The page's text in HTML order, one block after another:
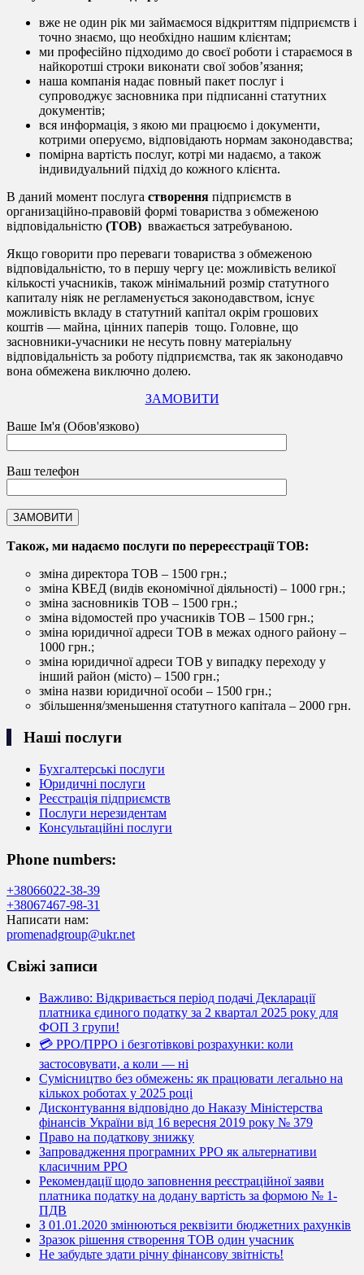
вже не один рік ми займаємося відкриттям підприємств і
точно знаємо, що необхідно нашим клієнтам;
ми професійно підходимо до своєї роботи і стараємося в
найкоротші строки виконати свої зобов’язання;
наша компанія надає повный пакет послуг і
супроводжує засновника при підписанні статутних
документів;
вся информація, з якою ми працюємо і документи,
котрими оперуємо, відповідають нормам законодавства;
помірна вартість послуг, котрі ми надаємо, а також
індивидуальний підхід до кожного клієнта.
В даний момент послуга створення підприємств в
организаційно-правовій формі товариства з обмеженою
відповідальністю (ТОВ) вважається затребуваною.
Якщо говорити про переваги товариства з обмеженою
відповідальністю, то в першу чергу це: можливість великої
кількості учасників, також мінімальний розмір статутного
капиталу ніяк не регламенується законодавством, існує
можливість вкладу в статутний капітал окрім грошових
коштів — майна, цінних паперів тощо. Головне, що
засновники-учасники не несуть повну матеріальну
відповідальність за роботу підприємства, так як законодавчо
вона обмежена виключно долею.
ЗАМОВИТИ
Ваше Ім'я (Обов'язково)
Ваш телефон
Також, ми надаємо послуги по перереєстрації ТОВ:
зміна директора ТОВ – 1500 грн.;
зміна КВЕД (видів економічної діяльності) – 1000 грн.;
зміна засновників ТОВ – 1500 грн.;
зміна відомостей про учасників ТОВ – 1500 грн.;
зміна юридичної адреси ТОВ в межах одного району –
1000 грн.;
зміна юридичної адреси ТОВ у випадку переходу у
інший район (місто) – 1500 грн.;
зміна назви юридичної особи – 1500 грн.;
збільшення/зменьшення статутного капітала – 2000 грн.
Наші послуги
Бухгалтерські послуги
Юридичні послуги
Реєстрація підприємств
Послуги нерезидентам
Консультаційні послуги
Phone numbers:
+38066022-38-39
+38067467-98-31
Написати нам:
promenadgroup@ukr.net
Свіжі записи
Важливо: Відкривається період подачі Декларації
платника єдиного податку за 2 квартал 2025 року для
ФОП 3 групи!
💳 РРО/ПРРО і безготівкові розрахунки: коли
застосовувати, а коли — ні
Сумісництво без обмежень: як працювати легально на
кількох роботах у 2025 році
Дисконтування відповідно до Наказу Міністерства
фінансів України від 16 вересня 2019 року № 379
Право на податкову знижку
Запровадження програмних РРО як альтернативи
класичним РРО
Рекомендації щодо заповнення реєстраційної заяви
платника податку на додану вартість за формою № 1-
ПДВ
З 01.01.2020 змінюються реквізити бюджетних рахунків
Зразок рішення створення ТОВ один учасник
Не забудьте здати річну фінансову звітність!